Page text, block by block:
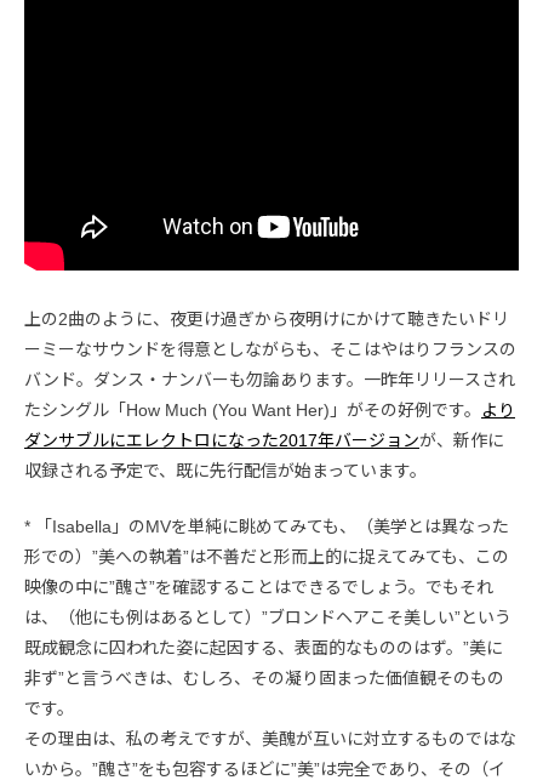
上の2曲のように、夜更け過ぎから夜明けにかけて聴きたいドリ
ーミーなサウンドを得意としながらも、そこはやはりフランスの
バンド。ダンス・ナンバーも勿論あります。一昨年リリースされ
たシングル「How Much (You Want Her)」がその好例です。
より
ダンサブルにエレクトロになった2017年バージョンが、新作に
収録される予定で、既に先行配信が始まっています。
* 「Isabella」のMVを単純に眺めてみても、（美学とは異なった
形での）”美への執着”は不善だと形而上的に捉えてみても、この
映像の中に”醜さ”を確認することはできるでしょう。でもそれ
は、（他にも例はあるとして）”ブロンドヘアこそ美しい”という
既成観念に囚われた姿に起因する、表面的なもののはず。”美に
非ず”と言うべきは、むしろ、その凝り固まった価値観そのもの
です。
その理由は、私の考えですが、美醜が互いに対立するものではな
いから。”醜さ”をも包容するほどに”美”は完全であり、その（イ